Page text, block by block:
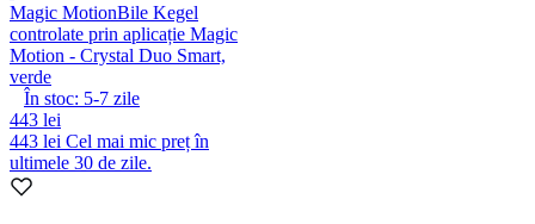
Magic MotionBile Kegel
controlate prin aplicație Magic
Motion - Crystal Duo Smart,
verde
În stoc: 5-7 zile
443 lei
443 lei Cel mai mic preț în
ultimele 30 de zile.